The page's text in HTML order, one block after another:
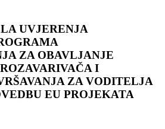
UVJERENJA
ZA OBAVLJANJE
I
ZA VODITELJA
EU PROJEKATA